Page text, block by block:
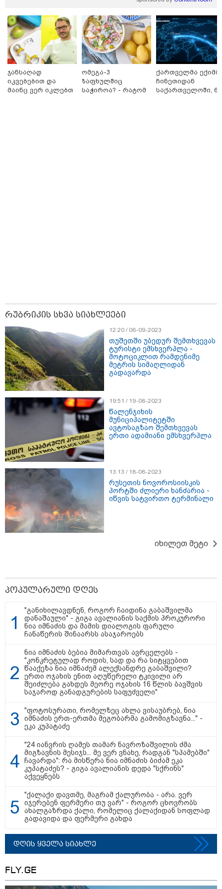
"ტრაგედიამდე ალექსანდრე გაბაშვილი ChatGPT-ის
აწვდის თავისი ელექტროშოკის ინფორმაციებს და
ეუბნება: გათიშავს თუ არა პიროვნებას, თან ეუბნება,
დაივიწყე, რაც გითხარი" - გიგა ავალიანის დედა
17:12 / 09-08-2026
უნცია ოქრო დღიურად 101 დოლარით გაძვირდა - რა
ღირს გრამი საქართველოში?
გაუსწორდნენ?
17:13 / 08-08-2026
"დასავლეთმა საქართველო ჩვენ წინააღმდეგ
გეოპოლიტიკური ბრძოლის უგუნურ იარაღად
გამოიყენა" - დიმიტრი მედვედევი
13:36 / 09-08-2026
24 წლის ფეხბურთელს თამაშის
დროს ელვამ დაარტყა,
დაშავდა 12 ადამიანი -
მომენტის ამსახველი კადრები
ტაილანდიდან
16:41 / 08-08-2026
ჯანსაღად
იკვებებით და
მაინც ვერ იკლებთ
ომეგა-3
ზაფხულშიც
საჭიროა? - რატომ
ქართველმა
ჩინეთიდან
საქართველოში, 6
რუბრიკის სხვა სიახლეები
12:20 / 06-09-2023
თუშეთში უბედურ შემთხვევას
ტურისტი ემსხვერპლა -
მოტოციკლით რამდენიმე
მეტრის სიმაღლიდან
გადავარდა
19:51 / 19-08-2023
წალენჯიხის
მუნიციპალიტეტში
ავტოსაგზაო შემთხვევას
ერთი ადამიანი ემსხვერპლა
13:13 / 18-08-2023
რუსეთის ნოვოროსიისკის
პორტში ძლიერი ხანძარია -
იწვის სატვირთო ტერმინალი
იხილეთ მეტი
პოპულარული დღეს
"განიხილავდნენ, როგორ ჩაიდინა გაბაშვილმა
დანაშაული" - გიგა ავალიანის საქმის პროკურორი
ნია იმნაძის და მამის დიალოგის ფარული
ჩანაწერის შინაარსს ასაჯაროებს
ნია იმნაძის ბებია მიმართვას ავრცელებს -
"კონკრეტულად როდის, სად და რა სიტყვებით
წააქეზა ნია იმნაძემ ალექსანდრე გაბაშვილი?
ერთი ოჯახის ენით აღუწერელი ტკივილი არ
შეიძლება გახდეს მეორე ოჯახის 16 წლის ბავშვის
საჯაროდ განადგურების საფუძველი"
"ფოტოსურათი, რომელზეც ახლა ვისაუბრებ, ნია
იმნაძის ერთ-ერთმა მეგობარმა გამომიგზავნა..." -
ეკა კუპატაძე
"24 იანვრის ღამეს თამარ ნავროზაშვილის ძმა
მიგზავნის მესიჯს... მე ვერ ვნახე, რადგან "სპამებში"
ჩავარდა": რა მისწერა ნია იმნაძის ბიძამ ეკა
კუპატაძეს? - გიგა ავალიანის დედა "სქრინს"
აქვეყნებს
"ქალაქი დავთმე, მაგრამ ქალურობა - არა. ვერ
იჯერებენ ფერმერი თუ ვარ" - როგორ ცხოვრობს
ახალგაზრდა ქალი, რომელიც ქალაქიდან სოფლად
გადავიდა და ფერმერი გახდა
დღის ყველა სიახლე
FLY.GE